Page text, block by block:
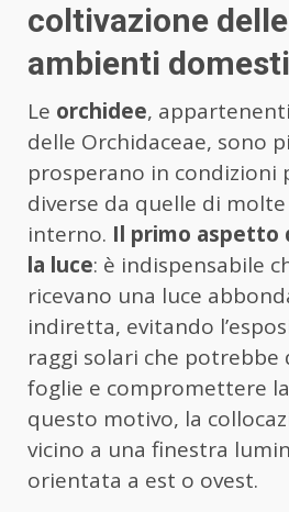
coltivazione
ambienti
Le orchidee,
delle Orchidaceae, sono
prosperano in condizioni
diverse da quelle di
interno. Il primo aspetto
la luce: è indispensabile
ricevano una luce
indiretta, evitando
raggi solari che potrebbe
foglie e compromettere
questo motivo, la
vicino a una finestra
orientata a est o ovest.